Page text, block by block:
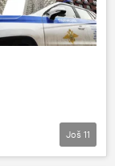
Još 11